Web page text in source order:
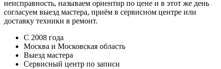
неисправность, называем ориентир по цене и в этот же день
согласуем выезд мастера, приём в сервисном центре или
доставку техники в ремонт.
С 2008 года
Москва и Московская область
Выезд мастера
Сервисный центр по записи